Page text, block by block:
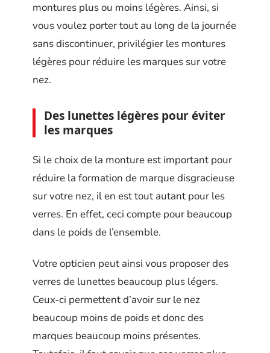
montures plus ou moins légères. Ainsi, si
vous voulez porter tout au long de la journée
sans discontinuer, privilégier les montures
légères pour réduire les marques sur votre
nez.
Des lunettes légères pour éviter
les marques
Si le choix de la monture est important pour
réduire la formation de marque disgracieuse
sur votre nez, il en est tout autant pour les
verres. En effet, ceci compte pour beaucoup
dans le poids de l’ensemble.
Votre opticien peut ainsi vous proposer des
verres de lunettes beaucoup plus légers.
Ceux-ci permettent d’avoir sur le nez
beaucoup moins de poids et donc des
marques beaucoup moins présentes.